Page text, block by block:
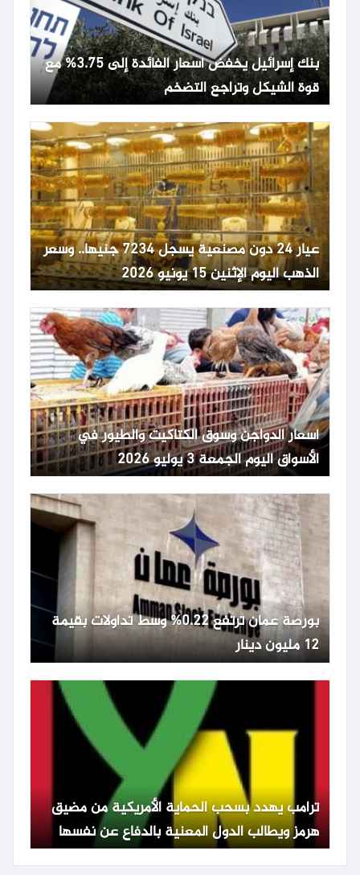
بنك إسرائيل يخفض أسعار الفائدة إلى 3.75% مع
قوة الشيكل وتراجع التضخم
عيار 24 دون مصنعية يسجل 7234 جنيها.. وسعر
الذهب اليوم الإثنين 15 يونيو 2026
أسعار الدواجن وسوق الكتاكيت والطيور في
الأسواق اليوم الجمعة 3 يوليو 2026
بورصة عمان ترتفع 0.22% وسط تداولات بقيمة
12 مليون دينار
ترامب يهدد بسحب الحماية الأمريكية من مضيق
هرمز ويطالب الدول المعنية بالدفاع عن نفسها